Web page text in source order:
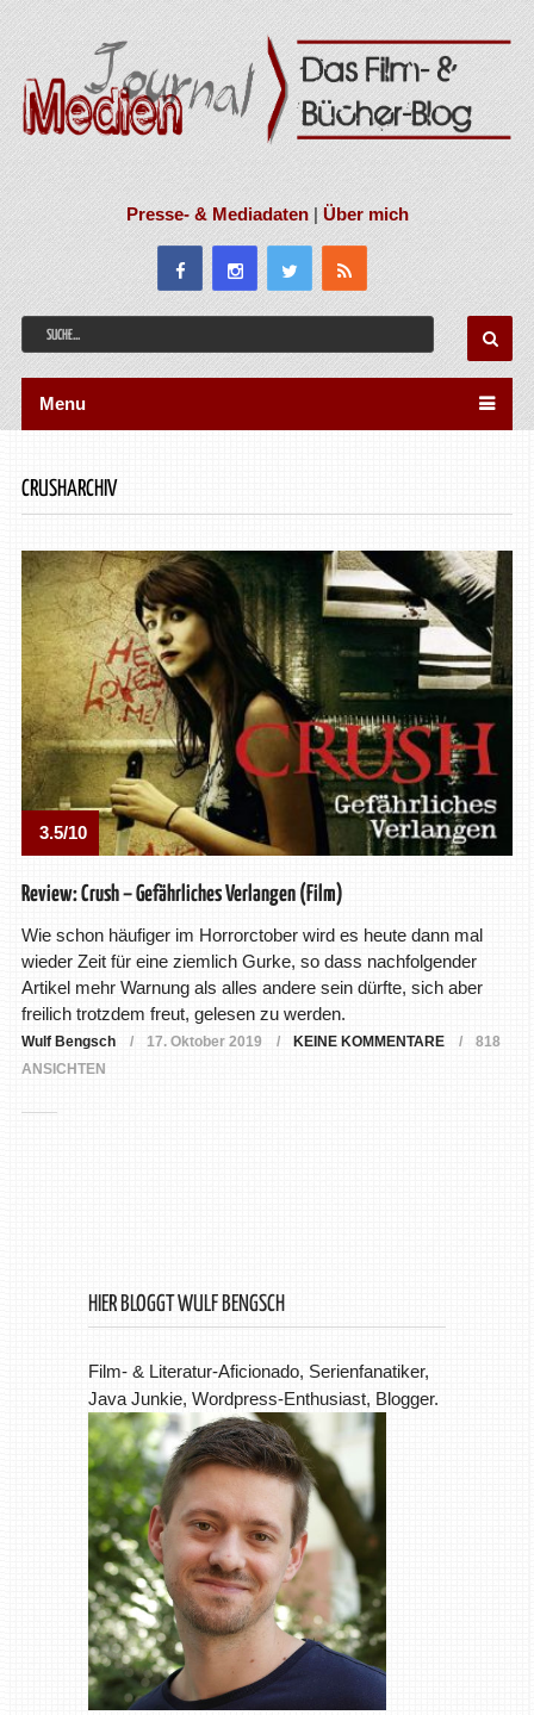
Presse- & Mediadaten|Über mich
Menu
CRUSHARCHIV
3.5/10
Review: Crush – Gefährliches Verlangen (Film)
Wie schon häufiger im Horrorctober wird es heute dann mal
wieder Zeit für eine ziemlich Gurke, so dass nachfolgender
Artikel mehr Warnung als alles andere sein dürfte, sich aber
freilich trotzdem freut, gelesen zu werden.
Wulf Bengsch 17. Oktober 2019 KEINE KOMMENTARE
818
ANSICHTEN
HIER BLOGGT WULF BENGSCH
Film- & Literatur-Aficionado, Serienfanatiker,
Java Junkie, Wordpress-Enthusiast, Blogger.